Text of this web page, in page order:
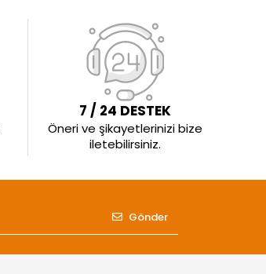
7 / 24 DESTEK
Öneri ve şikayetlerinizi bize
iletebilirsiniz.
Gönder